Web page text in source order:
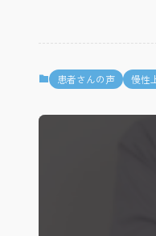
患者さんの声 慢性